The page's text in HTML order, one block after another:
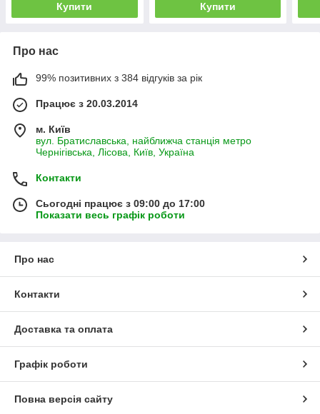
Купити Купити
Про нас
99% позитивних з 384 відгуків за рік
Працює з 20.03.2014
м. Київ
вул. Братиславська, найближча станція метро
Чернігівська, Лісова, Київ, Україна
Контакти
Сьогодні працює з 09:00 до 17:00
Показати весь графік роботи
Про нас
Контакти
Доставка та оплата
Графік роботи
Повна версія сайту